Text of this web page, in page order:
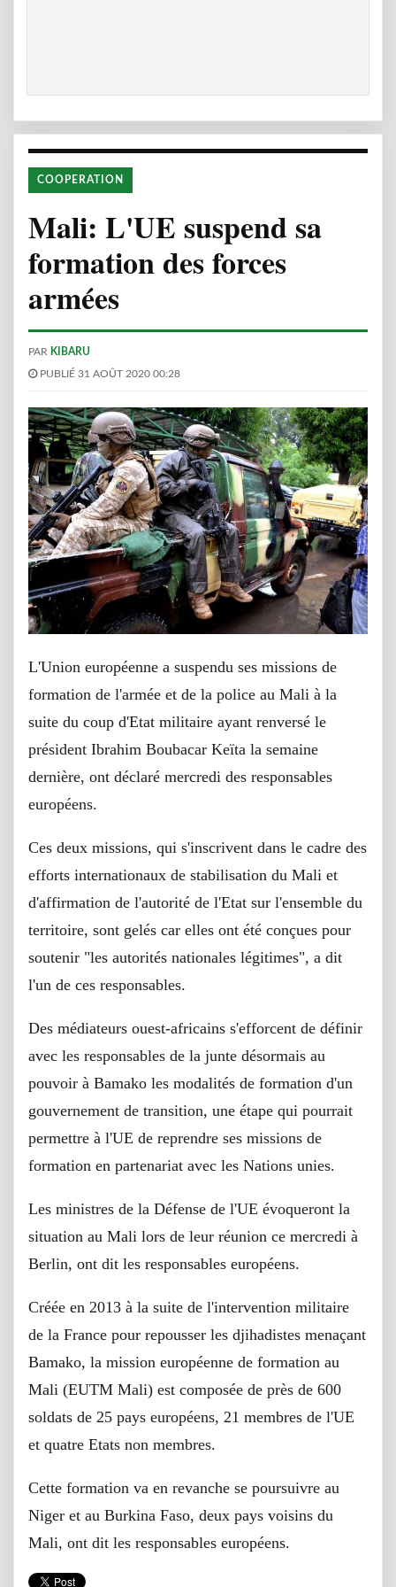
COOPERATION
Mali: L'UE suspend sa
formation des forces
armées
PAR KIBARU
PUBLIÉ 31 AOÛT 2020 00:28
L'Union européenne a suspendu ses missions de
formation de l'armée et de la police au Mali à la
suite du coup d'Etat militaire ayant renversé le
président Ibrahim Boubacar Keïta la semaine
dernière, ont déclaré mercredi des responsables
européens.
Ces deux missions, qui s'inscrivent dans le cadre des
efforts internationaux de stabilisation du Mali et
d'affirmation de l'autorité de l'Etat sur l'ensemble du
territoire, sont gelés car elles ont été conçues pour
soutenir "les autorités nationales légitimes", a dit
l'un de ces responsables.
Des médiateurs ouest-africains s'efforcent de définir
avec les responsables de la junte désormais au
pouvoir à Bamako les modalités de formation d'un
gouvernement de transition, une étape qui pourrait
permettre à l'UE de reprendre ses missions de
formation en partenariat avec les Nations unies.
Les ministres de la Défense de l'UE évoqueront la
situation au Mali lors de leur réunion ce mercredi à
Berlin, ont dit les responsables européens.
Créée en 2013 à la suite de l'intervention militaire
de la France pour repousser les djihadistes menaçant
Bamako, la mission européenne de formation au
Mali (EUTM Mali) est composée de près de 600
soldats de 25 pays européens, 21 membres de l'UE
et quatre Etats non membres.
Cette formation va en revanche se poursuivre au
Niger et au Burkina Faso, deux pays voisins du
Mali, ont dit les responsables européens.